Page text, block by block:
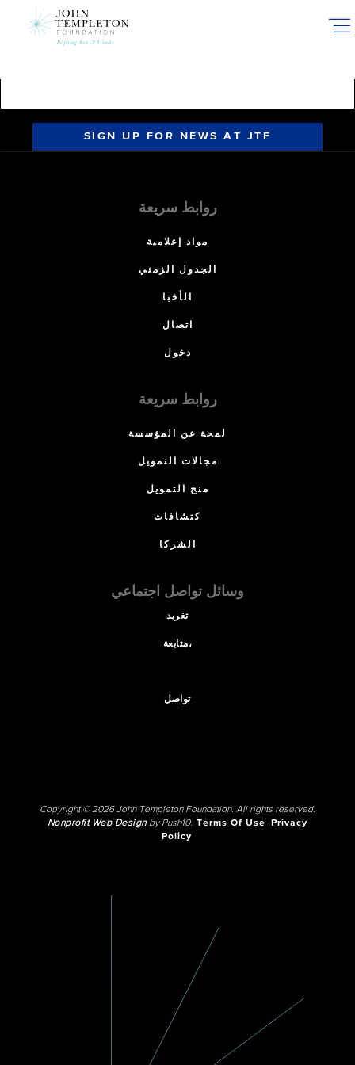
SIGN UP FOR NEWS AT JTF
روابط سريعة
مواد إعلامية
الجدول الزمني
الأخبا
اتصال
دخول
روابط سريعة
لمحة عن المؤسسة
مجالات التمويل
منح التمويل
كتشافات
الشركا
وسائل تواصل اجتماعي
تغريد
متابعة،
تواصل
Copyright © 2026 John Templeton Foundation. All rights reserved.
Nonprofit Web Designby Push10. Terms Of Use
Privacy
Policy